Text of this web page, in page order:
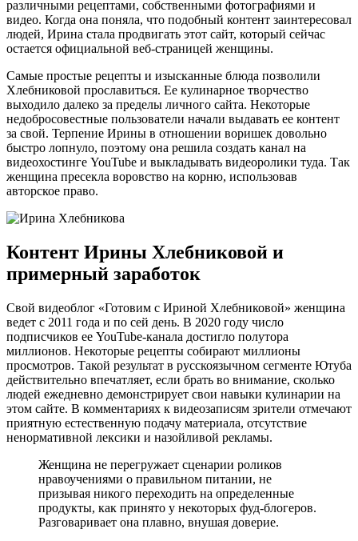
различными рецептами, собственными фотографиями и
видео. Когда она поняла, что подобный контент заинтересовал
людей, Ирина стала продвигать этот сайт, который сейчас
остается официальной веб-страницей женщины.
Самые простые рецепты и изысканные блюда позволили
Хлебниковой прославиться. Ее кулинарное творчество
выходило далеко за пределы личного сайта. Некоторые
недобросовестные пользователи начали выдавать ее контент
за свой. Терпение Ирины в отношении воришек довольно
быстро лопнуло, поэтому она решила создать канал на
видеохостинге YouTube и выкладывать видеоролики туда. Так
женщина пресекла воровство на корню, использовав
авторское право.
Контент Ирины Хлебниковой и
примерный заработок
Свой видеоблог «Готовим с Ириной Хлебниковой» женщина
ведет с 2011 года и по сей день. В 2020 году число
подписчиков ее YouTube-канала достигло полутора
миллионов. Некоторые рецепты собирают миллионы
просмотров. Такой результат в русскоязычном сегменте Ютуба
действительно впечатляет, если брать во внимание, сколько
людей ежедневно демонстрирует свои навыки кулинарии на
этом сайте. В комментариях к видеозаписям зрители отмечают
приятную естественную подачу материала, отсутствие
ненормативной лексики и назойливой рекламы.
Женщина не перегружает сценарии роликов
нравоучениями о правильном питании, не
призывая никого переходить на определенные
продукты, как принято у некоторых фуд-блогеров.
Разговаривает она плавно, внушая доверие.